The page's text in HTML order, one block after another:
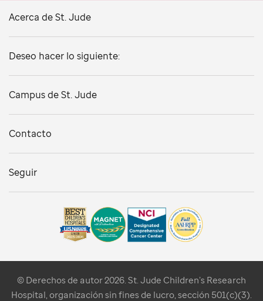
Acerca de St. Jude
Deseo hacer lo siguiente:
Campus de St. Jude
Contacto
Seguir
© Derechos de autor 2026. St. Jude Children’s Research
Hospital, organización sin fines de lucro, sección 501(c)(3).